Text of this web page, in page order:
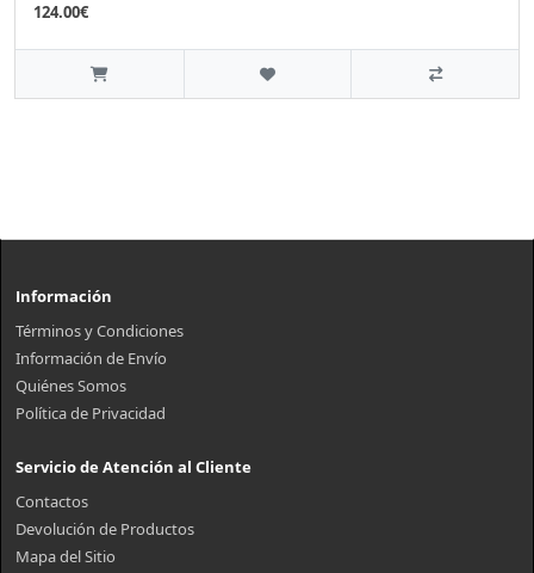
124.00€
Información
Términos y Condiciones
Información de Envío
Quiénes Somos
Política de Privacidad
Servicio de Atención al Cliente
Contactos
Devolución de Productos
Mapa del Sitio